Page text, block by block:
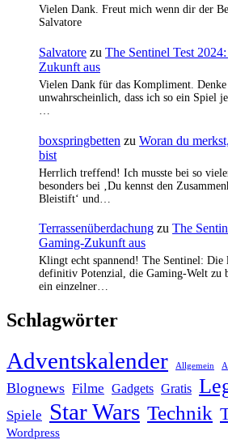
Vielen Dank. Freut mich wenn dir der
Salvatore
Salvatore zu The Sentinel Test
Zukunft aus
Vielen Dank für das Kompliment. Denke
unwahrscheinlich, dass ich so ein Spiel
boxspringbetten zu Woran du
bist
Herrlich treffend! Ich musste bei so
besonders bei ‚Du kennst den
Bleistift‘ und…
Terrassenüberdachung zu The
Gaming-Zukunft aus
Klingt echt spannend! The Sentinel: Die
definitiv Potenzial, die Gaming-Welt zu
ein einzelner…
Schlagwörter
Adventskalender Allgemein
Blognews Filme Gadgets Gratis
Spiele Star Wars Technik
Wordpress